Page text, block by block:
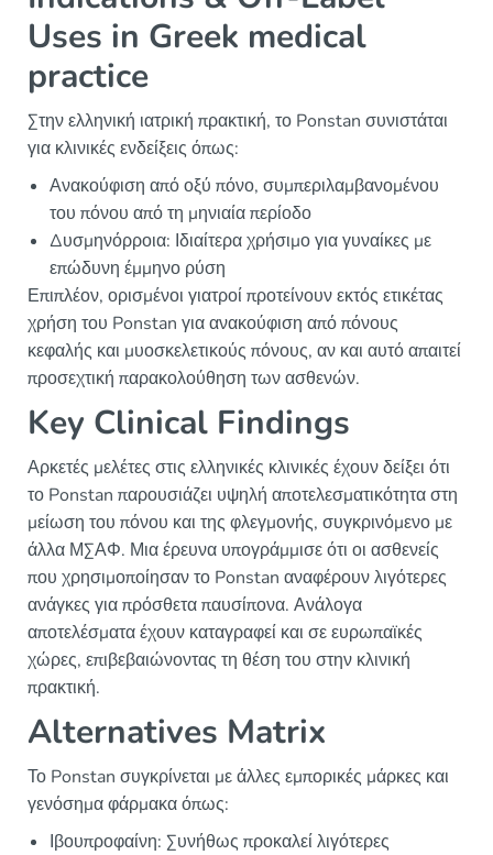
Uses in Greek medical
practice
Στην ελληνική ιατρική πρακτική, το Ponstan συνιστάται
για κλινικές ενδείξεις όπως:
Ανακούφιση από οξύ πόνο, συμπεριλαμβανομένου
του πόνου από τη μηνιαία περίοδο
Δυσμηνόρροια: Ιδιαίτερα χρήσιμο για γυναίκες με
επώδυνη έμμηνο ρύση
Επιπλέον, ορισμένοι γιατροί προτείνουν εκτός ετικέτας
χρήση του Ponstan για ανακούφιση από πόνους
κεφαλής και μυοσκελετικούς πόνους, αν και αυτό απαιτεί
προσεχτική παρακολούθηση των ασθενών.
Key Clinical Findings
Αρκετές μελέτες στις ελληνικές κλινικές έχουν δείξει ότι
το Ponstan παρουσιάζει υψηλή αποτελεσματικότητα στη
μείωση του πόνου και της φλεγμονής, συγκρινόμενο με
άλλα ΜΣΑΦ. Μια έρευνα υπογράμμισε ότι οι ασθενείς
που χρησιμοποίησαν το Ponstan αναφέρουν λιγότερες
ανάγκες για πρόσθετα παυσίπονα. Ανάλογα
αποτελέσματα έχουν καταγραφεί και σε ευρωπαϊκές
χώρες, επιβεβαιώνοντας τη θέση του στην κλινική
πρακτική.
Alternatives Matrix
Το Ponstan συγκρίνεται με άλλες εμπορικές μάρκες και
γενόσημα φάρμακα όπως:
Ιβουπροφαίνη: Συνήθως προκαλεί λιγότερες